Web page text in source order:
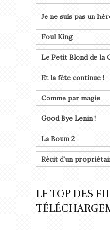
Je ne suis pas un
Foul King
Le Petit Blond de la
Et la fête continue !
Comme par magie
Good Bye Lenin !
La Boum 2
Récit d'un
LE TOP DES